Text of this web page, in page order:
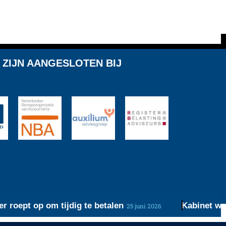
AANGESLOTEN BIJ
op om tijdig te betalen 25 juni 2026 Kabinet werkt